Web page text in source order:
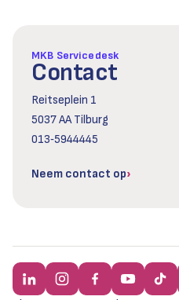
MKB Servicedesk
Contact
Reitseplein 1
5037 AA Tilburg
013‑5944445
Neem contact op